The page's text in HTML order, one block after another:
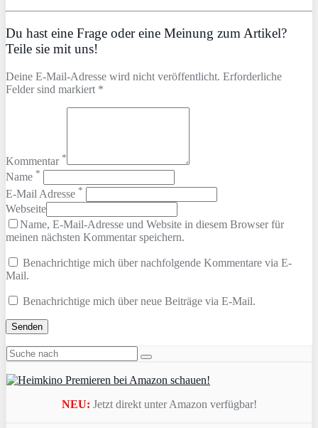
Du hast eine Frage oder eine Meinung zum Artikel?
Teile sie mit uns!
Deine E-Mail-Adresse wird nicht veröffentlicht. Erforderliche
Felder sind markiert *
Kommentar *
Name *
E-Mail Adresse *
Webseite
Name, E-Mail-Adresse und Website in diesem Browser für
meinen nächsten Kommentar speichern.
Benachrichtige mich über nachfolgende Kommentare via E-
Mail.
Benachrichtige mich über neue Beiträge via E-Mail.
NEU: Jetzt direkt unter Amazon verfügbar!